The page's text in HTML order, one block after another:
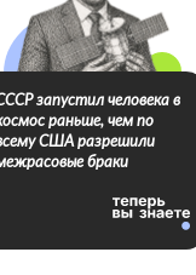
запустил человека в
раньше, чем по
США разрешили
браки